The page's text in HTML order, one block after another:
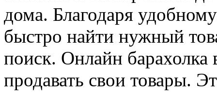
дома. Благодаря
быстро найти нужный
поиск. Онлайн барахолка
продавать свои товары.